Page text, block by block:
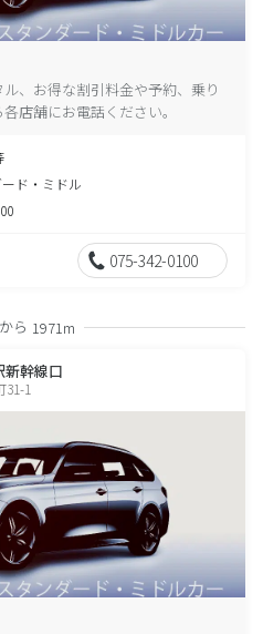
、お得な割引料金や予約、乗り
店舗にお電話ください。
ド・ミドル
075-342-0100
ら 1971m
新幹線口
1